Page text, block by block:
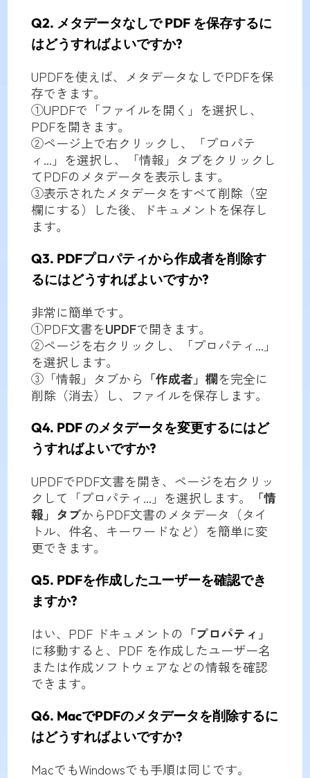
Q2. メタデータなしで PDF を保存するに
はどうすればよいですか?
UPDFを使えば、メタデータなしでPDFを保
存できます。
①UPDFで「ファイルを開く」を選択し、
PDFを開きます。
②ページ上で右クリックし、「プロパテ
ィ...」を選択し、「情報」タブをクリックし
てPDFのメタデータを表示します。
③表示されたメタデータをすべて削除（空
欄にする）した後、ドキュメントを保存し
ます。
Q3. PDFプロパティから作成者を削除す
るにはどうすればよいですか?
非常に簡単です。
①PDF文書をUPDFで開きます。
②ページを右クリックし、「プロパティ...」
を選択します。
③「情報」タブから 「作成者」欄を完全に
削除（消去）し、ファイルを保存します。
Q4. PDF のメタデータを変更するにはど
うすればよいですか?
UPDFでPDF文書を開き、ページを右クリッ
クして「プロパティ...」を選択します。
「情
報」タブからPDF文書のメタデータ（タイ
トル、件名、キーワードなど）を簡単に変
更できます。
Q5. PDFを作成したユーザーを確認でき
ますか?
はい、PDF ドキュメントの 「プロパティ」
に移動すると、PDF を作成したユーザー名
または作成ソフトウェアなどの情報を確認
できます。
Q6. MacでPDFのメタデータを削除するに
はどうすればよいですか?
MacでもWindowsでも手順は同じです。